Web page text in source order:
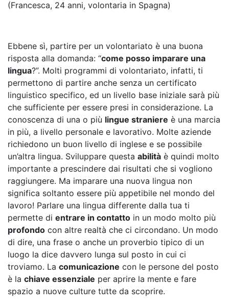
(Francesca, 24 anni, volontaria in Spagna)
Ebbene sì, partire per un volontariato è una buona
risposta alla domanda: “come posso imparare una
lingua?”. Molti programmi di volontariato, infatti, ti
permettono di partire anche senza un certificato
linguistico specifico, ed un livello base iniziale sarà più
che sufficiente per essere presi in considerazione. La
conoscenza di una o più lingue straniere è una marcia
in più, a livello personale e lavorativo. Molte aziende
richiedono un buon livello di inglese e se possibile
un’altra lingua. Sviluppare questa abilità è quindi molto
importante a prescindere dai risultati che si vogliono
raggiungere. Ma imparare una nuova lingua non
significa soltanto essere più appetibile nel mondo del
lavoro! Parlare una lingua differente dalla tua ti
permette di entrare in contatto in un modo molto più
profondo con altre realtà che ci circondano. Un modo
di dire, una frase o anche un proverbio tipico di un
luogo la dice davvero lunga sul posto in cui ci
troviamo. La comunicazione con le persone del posto
è la chiave essenziale per aprire la mente e fare
spazio a nuove culture tutte da scoprire.